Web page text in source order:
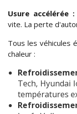
Usure accélérée :
vite. La perte
Tous les véhicules
chaleur :
Tech, Hyundai
températures